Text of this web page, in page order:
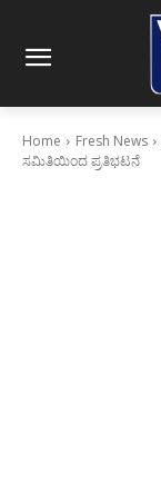
Home Fresh News
ಸಮಿತಿಯಿಂದ ಪ್ರತಿಭಟನೆ